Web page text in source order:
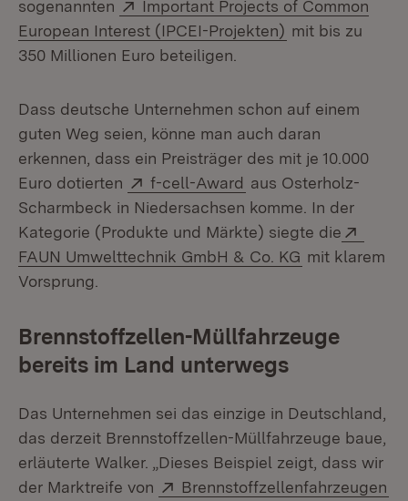
sogenannten
Important Projects of Common
European Interest (IPCEI-Projekten) (Öffnet in
mit bis zu
350 Millionen Euro beteiligen.
Dass deutsche Unternehmen schon auf einem
guten Weg seien, könne man auch daran
erkennen, dass ein Preisträger des mit je 10.000
Euro dotierten
Extern:
f-cell-Award (Öffnet in neuem
aus Osterholz-
Scharmbeck in Niedersachsen komme. In der
Kategorie (Produkte und Märkte) siegte die
FAUN Umwelttechnik GmbH & Co. KG (Öffnet in
mit klarem
Vorsprung.
Brennstoffzellen-Müllfahrzeuge
bereits im Land unterwegs
Das Unternehmen sei das einzige in Deutschland,
das derzeit Brennstoffzellen-Müllfahrzeuge baue,
erläuterte Walker. „Dieses Beispiel zeigt, dass wir
der Marktreife von
Extern:
Brennstoffzellenfahrzeugen